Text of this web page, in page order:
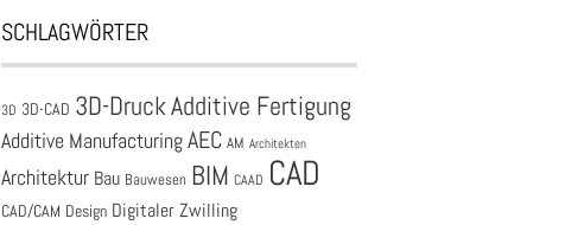
SCHLAGWÖRTER
3D 3D-CAD 3D-DruckAdditive Fertigung
Additive ManufacturingAEC AM Architekten
Architektur Bau Bauwesen BIM CAAD CAD
CAD/CAM Design Digitaler Zwilling